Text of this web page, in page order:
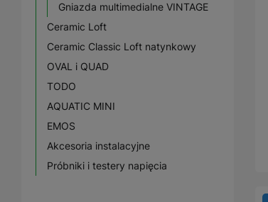
Gniazda multimedialne VINTAGE
Ceramic Loft
Ceramic Classic Loft natynkowy
OVAL i QUAD
TODO
AQUATIC MINI
EMOS
Akcesoria instalacyjne
Próbniki i testery napięcia